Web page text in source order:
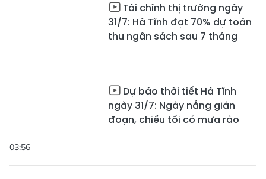
Tài chính thị trường ngày
31/7: Hà Tĩnh đạt 70% dự toán
thu ngân sách sau 7 tháng
03:56
Dự báo thời tiết Hà Tĩnh
ngày 31/7: Ngày nắng gián
đoạn, chiều tối có mưa rào